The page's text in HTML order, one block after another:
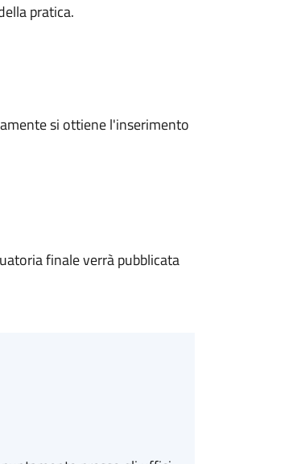
pratica.
si ottiene l'inserimento
finale verrà pubblicata